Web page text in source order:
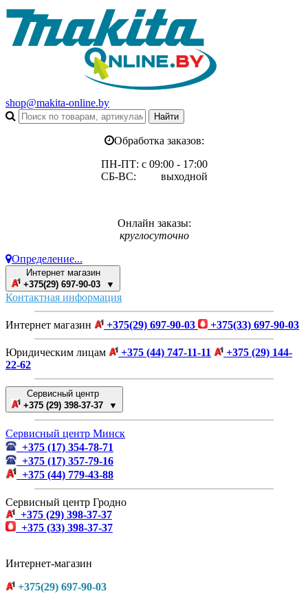
shop@makita-online.by
Обработка заказов:
ПН-ПТ: с 09:00 - 17:00
СБ-ВС: выходной
Онлайн заказы:
круглосуточно
Определение...
Интернет магазин
+375(29) 697-90-03 ▼
Контактная информация
Интернет магазин +375(29) 697-90-03 +375(33) 697-90-03
Юридическим лицам +375 (44) 747-11-11
+375 (29) 144-
22-62
Сервисный центр
+375 (29) 398-37-37 ▼
Сервисный центр Минск
+375 (17) 354-78-71
+375 (17) 357-79-16
+375 (44) 779-43-88
Сервисный центр Гродно
+375 (29) 398-37-37
+375 (33) 398-37-37
Интернет-магазин
+375(29) 697-90-03